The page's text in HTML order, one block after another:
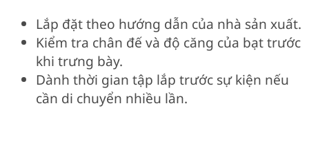
Lắp đặt theo hướng dẫn của nhà sản xuất.
Kiểm tra chân đế và độ căng của bạt trước
khi trưng bày.
Dành thời gian tập lắp trước sự kiện nếu
cần di chuyển nhiều lần.